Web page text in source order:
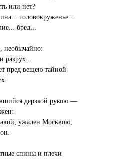
или нет?
головокруженье...
бред...
необычайно:
разрух...
пред вещею тайной
дерзкой рукою —
ужален Москвою,
спины и плечи